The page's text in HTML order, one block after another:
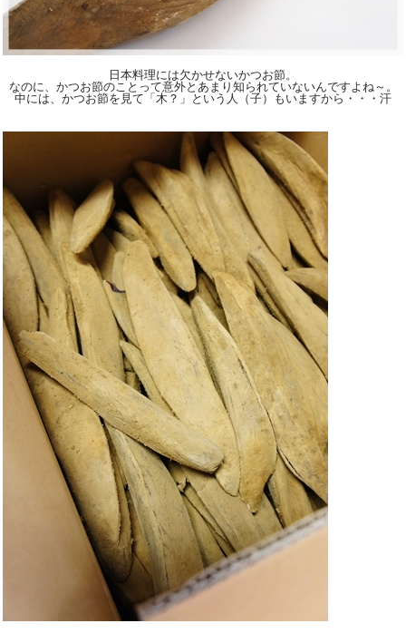
日本料理には欠かせないかつお節。
なのに、かつお節のことって意外とあまり知られていないんですよね～。
中には、かつお節を見て「木？」という人（子）もいますから・・・汗